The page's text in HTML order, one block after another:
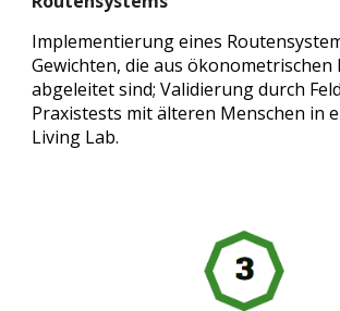
Implementierung eines
Gewichten, die aus ökonometrischen
abgeleitet sind; Validierung durch
Praxistests mit älteren Menschen in
Living Lab.